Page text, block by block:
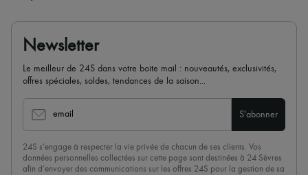
Newsletter
Le meilleur de 24S dans votre boite mail : nouveautés, exclusivités,
offres spéciales, soldes, tendances de la saison...
email S'abonner
24S s’engage à respecter la vie privée de chacun de ses clients. Vos
données personnelles collectées sur cette page sont destinées à 24 Sèvres
afin d’envoyer des communications sur les offres 24S pour la gestion de sa